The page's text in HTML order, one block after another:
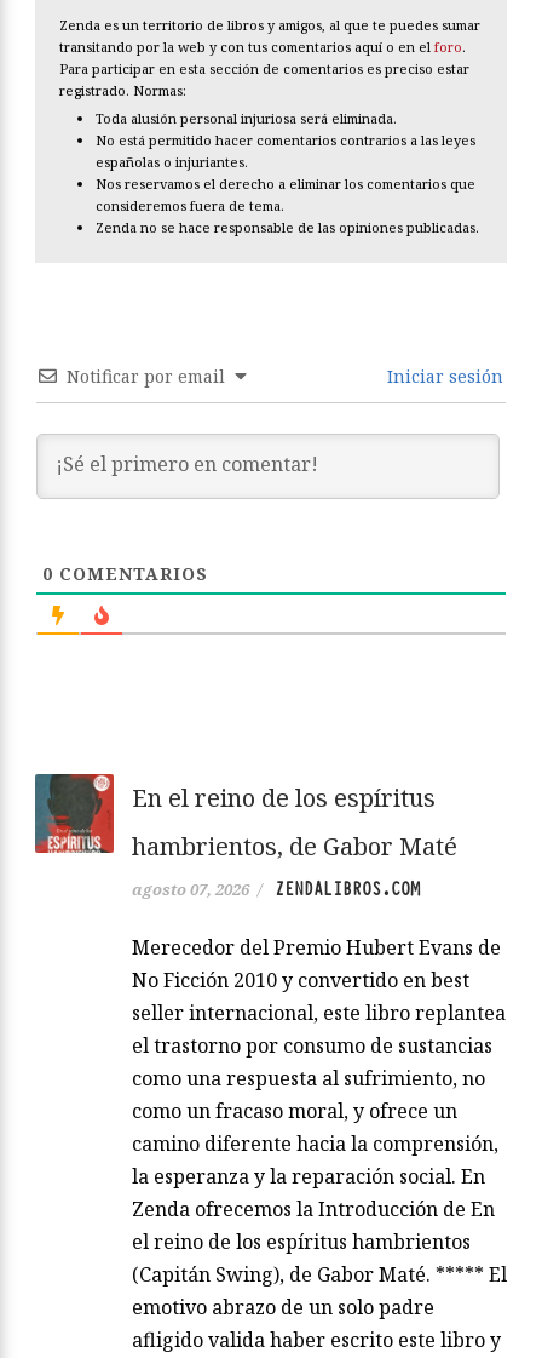
Zenda es un territorio de libros y amigos, al que te puedes sumar
transitando por la web y con tus comentarios aquí o en el foro.
Para participar en esta sección de comentarios es preciso estar
registrado. Normas:
Toda alusión personal injuriosa será eliminada.
No está permitido hacer comentarios contrarios a las leyes
españolas o injuriantes.
Nos reservamos el derecho a eliminar los comentarios que
consideremos fuera de tema.
Zenda no se hace responsable de las opiniones publicadas.
Notificar por email Iniciar sesión
0 COMENTARIOS
En el reino de los espíritus
hambrientos, de Gabor Maté
agosto 07, 2026 / ZENDALIBROS.COM
Merecedor del Premio Hubert Evans de
No Ficción 2010 y convertido en best
seller internacional, este libro replantea
el trastorno por consumo de sustancias
como una respuesta al sufrimiento, no
como un fracaso moral, y ofrece un
camino diferente hacia la comprensión,
la esperanza y la reparación social. En
Zenda ofrecemos la Introducción de En
el reino de los espíritus hambrientos
(Capitán Swing), de Gabor Maté. ***** El
emotivo abrazo de un solo padre
afligido valida haber escrito este libro y